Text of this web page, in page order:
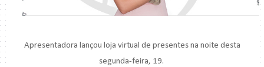
Apresentadora lançou loja virtual de presentes na noite desta
segunda-feira, 19.